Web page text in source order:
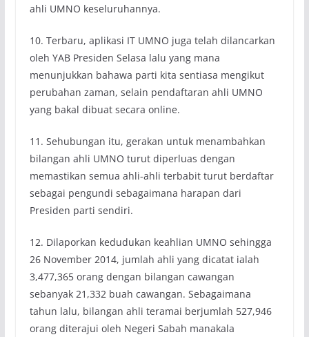
ahli UMNO keseluruhannya.
10. Terbaru, aplikasi IT UMNO juga telah dilancarkan
oleh YAB Presiden Selasa lalu yang mana
menunjukkan bahawa parti kita sentiasa mengikut
perubahan zaman, selain pendaftaran ahli UMNO
yang bakal dibuat secara online.
11. Sehubungan itu, gerakan untuk menambahkan
bilangan ahli UMNO turut diperluas dengan
memastikan semua ahli-ahli terbabit turut berdaftar
sebagai pengundi sebagaimana harapan dari
Presiden parti sendiri.
12. Dilaporkan kedudukan keahlian UMNO sehingga
26 November 2014, jumlah ahli yang dicatat ialah
3,477,365 orang dengan bilangan cawangan
sebanyak 21,332 buah cawangan. Sebagaimana
tahun lalu, bilangan ahli teramai berjumlah 527,946
orang diterajui oleh Negeri Sabah manakala